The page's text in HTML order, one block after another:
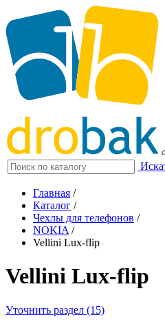
Главная /
Каталог /
Чехлы для телефонов /
NOKIA /
Vellini Lux-flip
Vellini Lux-flip
Уточнить раздел (15)